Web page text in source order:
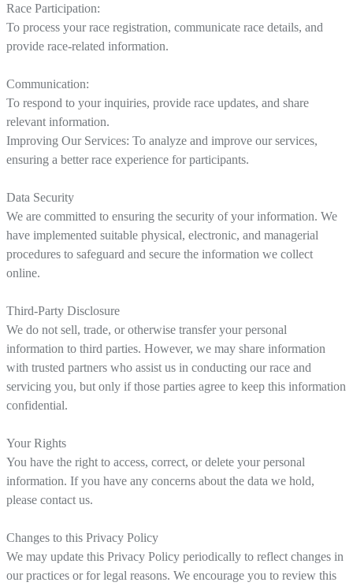
Race Participation:
To process your race registration, communicate race details, and
provide race-related information.
Communication:
To respond to your inquiries, provide race updates, and share
relevant information.
Improving Our Services: To analyze and improve our services,
ensuring a better race experience for participants.
Data Security
We are committed to ensuring the security of your information. We
have implemented suitable physical, electronic, and managerial
procedures to safeguard and secure the information we collect
online.
Third-Party Disclosure
We do not sell, trade, or otherwise transfer your personal
information to third parties. However, we may share information
with trusted partners who assist us in conducting our race and
servicing you, but only if those parties agree to keep this information
confidential.
Your Rights
You have the right to access, correct, or delete your personal
information. If you have any concerns about the data we hold,
please contact us.
Changes to this Privacy Policy
We may update this Privacy Policy periodically to reflect changes in
our practices or for legal reasons. We encourage you to review this